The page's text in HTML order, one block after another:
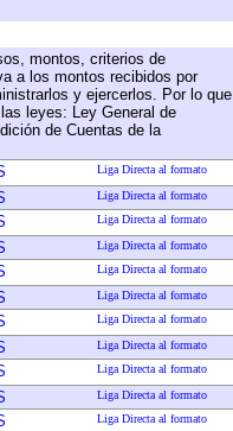
montos, criterios de
a los montos recibidos por
y ejercerlos. Por lo que
leyes: Ley General de
de Cuentas de la
Liga Directa al formato
Liga Directa al formato
Liga Directa al formato
Liga Directa al formato
Liga Directa al formato
Liga Directa al formato
Liga Directa al formato
Liga Directa al formato
Liga Directa al formato
Liga Directa al formato
Liga Directa al formato